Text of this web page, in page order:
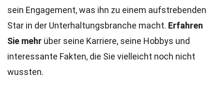
sein Engagement, was ihn zu einem aufstrebenden
Star in der Unterhaltungsbranche macht. Erfahren
Sie mehr über seine Karriere, seine Hobbys und
interessante Fakten, die Sie vielleicht noch nicht
wussten.